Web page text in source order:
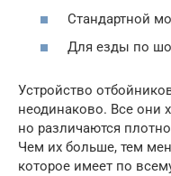
Стандартной
Для езды по
Устройство
неодинаково. Все они
но различаются
Чем их больше, тем
которое имеет по